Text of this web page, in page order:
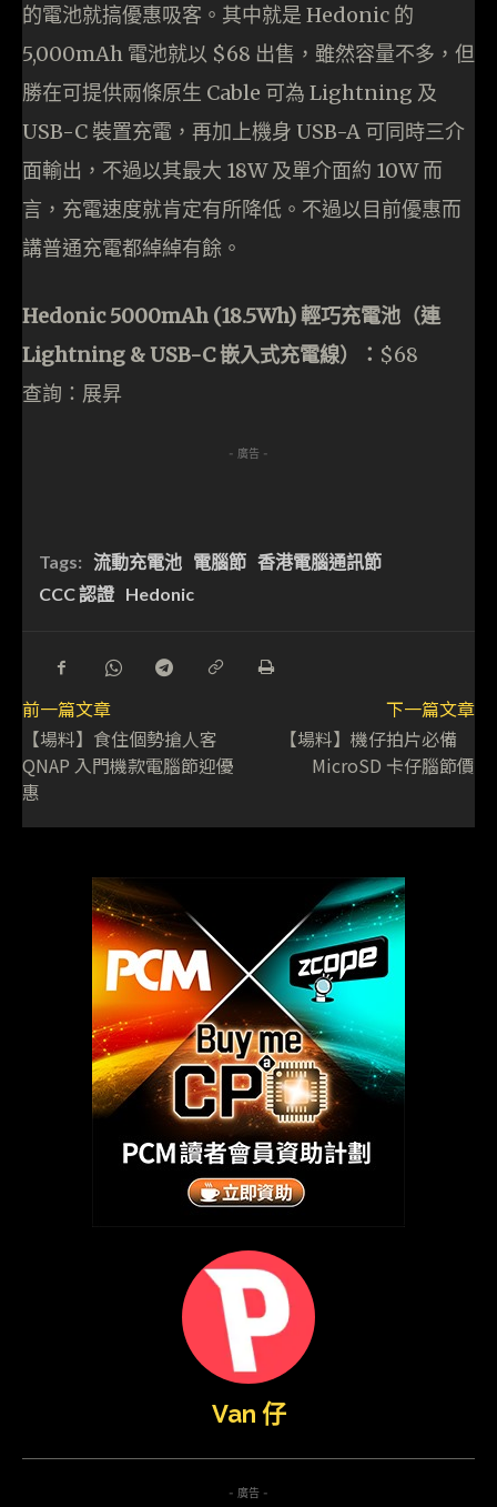
的電池就搞優惠吸客。其中就是 Hedonic 的
5,000mAh 電池就以 $68 出售，雖然容量不多，但
勝在可提供兩條原生 Cable 可為 Lightning 及
USB-C 裝置充電，再加上機身 USB-A 可同時三介
面輸出，不過以其最大 18W 及單介面約 10W 而
言，充電速度就肯定有所降低。不過以目前優惠而
講普通充電都綽綽有餘。
Hedonic 5000mAh (18.5Wh) 輕巧充電池（連
Lightning & USB-C 嵌入式充電線）： $68
查詢：展昇
- 廣告 -
Tags: 流動充電池 電腦節 香港電腦通訊節
CCC 認證 Hedonic
前一篇文章
【場料】食住個勢搶人客
QNAP 入門機款電腦節迎優
惠
下一篇文章
【場料】機仔拍片必備
MicroSD 卡仔腦節價
Van 仔
- 廣告 -